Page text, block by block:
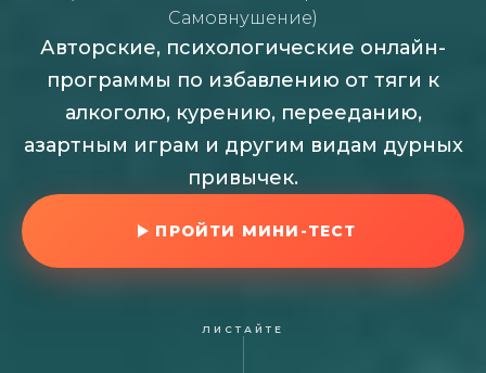
Самовнушение)
Авторские, психологические онлайн-
программы по избавлению от тяги к
алкоголю, курению, перееданию,
азартным играм и другим видам дурных
привычек.
ПРОЙТИ МИНИ-ТЕСТ
ЛИСТАЙТЕ